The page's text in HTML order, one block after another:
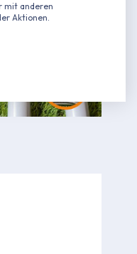
mit anderen
Aktionen.